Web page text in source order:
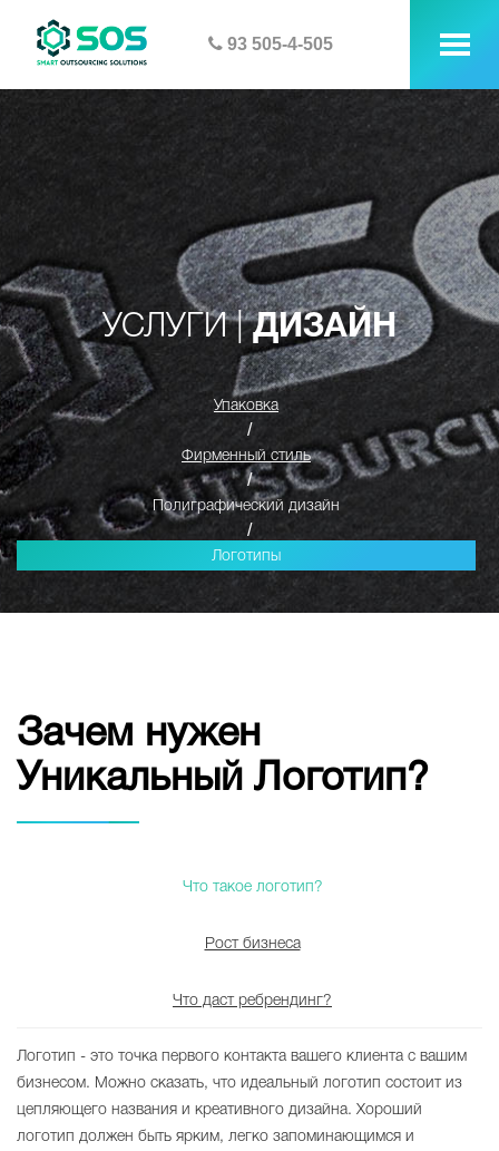
93 505-4-505
УСЛУГИ |ДИЗАЙН
Упаковка
/
Фирменный стиль
/
Полиграфический дизайн
/
Логотипы
Зачем нужен
Уникальный Логотип?
Что такое логотип?
Рост бизнеса
Что даст ребрендинг?
Логотип - это точка первого контакта вашего клиента с вашим
бизнесом. Можно сказать, что идеальный логотип состоит из
цепляющего названия и креативного дизайна. Хороший
логотип должен быть ярким, легко запоминающимся и